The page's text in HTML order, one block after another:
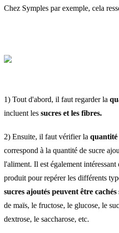
Chez Symples par exemple, cela
1) Tout d'abord, il faut regarder la
incluent les sucres et les fibres.
2) Ensuite, il faut vérifier la quantité
correspond à la quantité de sucre
l'aliment. Il est également
produit pour repérer les différents
sucres ajoutés peuvent être cachés
de maïs, le fructose, le glucose, le
dextrose, le saccharose, etc.